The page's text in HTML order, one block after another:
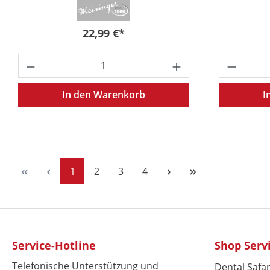
Regulärer Preis:
22,99 €*
Produkt Anzahl: Gib den
In den Warenkorb
Seite
1 Seite
2 Seite
3 Seite
4
Service-Hotline
Telefonische Unterstützung und
Shop
Dental